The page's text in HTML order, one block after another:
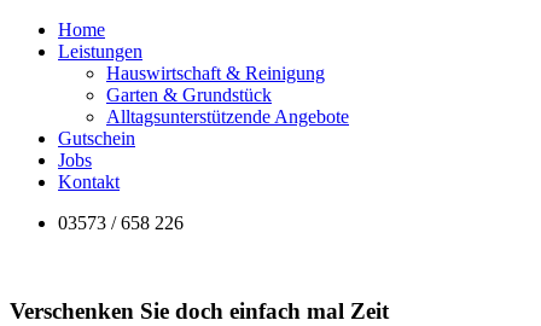
Home
Leistungen
Hauswirtschaft & Reinigung
Garten & Grundstück
Alltagsunterstützende Angebote
Gutschein
Jobs
Kontakt
03573 / 658 226
Verschenken Sie doch einfach mal Zeit